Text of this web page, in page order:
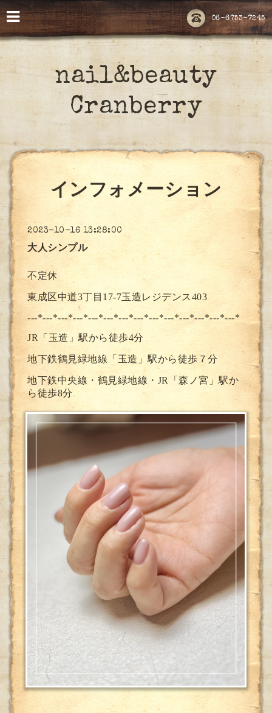
06-6753-7245
nail&beauty
Cranberry
インフォメーション
2023-10-16 13:28:00
大人シンプル
不定休
東成区中道3丁目17-7玉造レジデンス403
---*---*---*---*---*---*---*---*---*---*---*---*---*---*
JR「玉造」駅から徒歩4分
地下鉄鶴見緑地線「玉造」駅から徒歩７分
地下鉄中央線・鶴見緑地線・JR「森ノ宮」駅か
ら徒歩8分